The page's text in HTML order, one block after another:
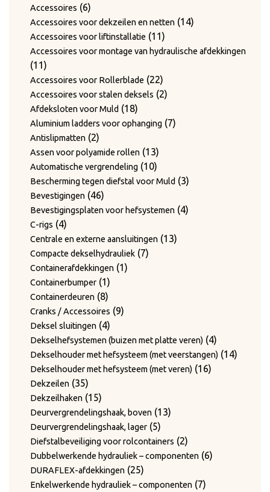
Accessoires 66
producten
Accessoires voor dekzeilen en netten 1414
Accessoires voor liftinstallatie 1111
producten
Accessoires voor montage van hydraulische afdekkingen
1111
producten
Accessoires voor Rollerblade 2222
producten
Accessoires voor stalen deksels 22
Afdeksloten voor Muld 1818
producten
Aluminium ladders voor ophanging 77
Antislipmatten 22
producten
Assen voor polyamide rollen 1313
producten
Automatische vergrendeling 1010
producten
Bescherming tegen diefstal voor Muld 33
Bevestigingen 4646
producten
Bevestigingsplaten voor hefsystemen 44
C-rigs 44
producten
Centrale en externe aansluitingen 1313
Compacte dekselhydrauliek 77
Containerafdekkingen 11
Containerbumper 11
product
Containerdeuren 88
producten
Cranks / Accessoires 99
Deksel sluitingen 44
producten
Dekselhefsystemen (buizen met platte veren) 44
producten
Dekselhouder met hefsysteem (met veerstangen) 1414
Dekselhouder met hefsysteem (met veren) 1616
Dekzeilen 3535
producten
Dekzeilhaken 1515
producten
Deurvergrendelingshaak, boven 1313
Deurvergrendelingshaak, lager 55
producten
Diefstalbeveiliging voor rolcontainers 22
producten
Dubbelwerkende hydrauliek – componenten 66
DURAFLEX-afdekkingen 2525
producten
Enkelwerkende hydrauliek – componenten 77